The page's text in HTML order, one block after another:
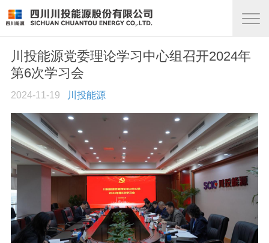
川投能源党委理论学习中心组召开2024年
第6次学习会
2024-11-19 川投能源